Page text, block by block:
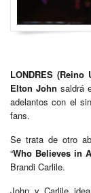
LONDRES (Reino
Elton John saldrá
adelantos con el
fans.
Se trata de otro
“Who Believes in
Brandi Carlile.